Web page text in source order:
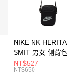
NIKE NK
SMIT 男女 側背
BA5871010
NT$527
NT$650